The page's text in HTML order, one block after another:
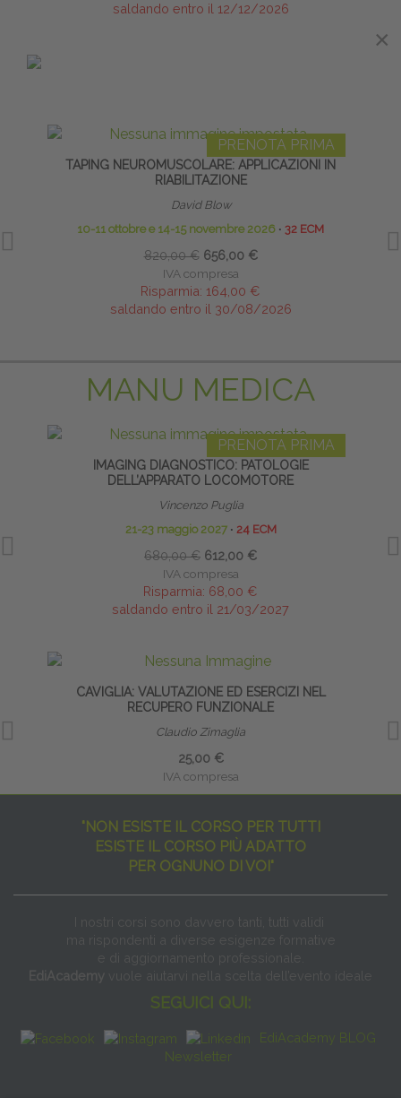
saldando entro il 12/12/2026
PRENOTA PRIMA
TAPING NEUROMUSCOLARE: APPLICAZIONI IN
RIABILITAZIONE
David Blow
10-11 ottobre e 14-15 novembre 2026 ∙ 32 ECM
820,00 € 656,00 €
IVA compresa
Risparmia: 164,00 €
saldando entro il 30/08/2026
MANU MEDICA
PRENOTA PRIMA
IMAGING DIAGNOSTICO: PATOLOGIE
DELL’APPARATO LOCOMOTORE
Vincenzo Puglia
21-23 maggio 2027 ∙ 24 ECM
680,00 € 612,00 €
IVA compresa
Risparmia: 68,00 €
saldando entro il 21/03/2027
CAVIGLIA: VALUTAZIONE ED ESERCIZI NEL
RECUPERO FUNZIONALE
Claudio Zimaglia
25,00 €
IVA compresa
"NON ESISTE IL CORSO PER TUTTI
ESISTE IL CORSO PIÙ ADATTO
PER OGNUNO DI VOI"
I nostri corsi sono davvero tanti, tutti validi
ma rispondenti a diverse esigenze formative
e di aggiornamento professionale.
EdiAcademy vuole aiutarvi nella scelta dell’evento ideale
SEGUICI QUI:
EdiAcademy BLOG
Newsletter
×